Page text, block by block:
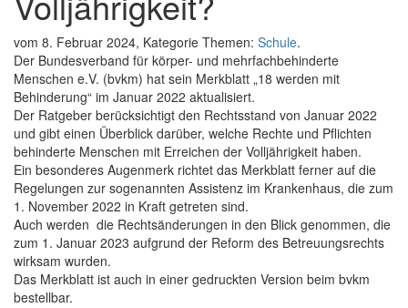
vom 8. Februar 2024, Kategorie Themen: Schule.
Der Bundesverband für körper- und mehrfachbehinderte
Menschen e.V. (bvkm) hat sein Merkblatt „18 werden mit
Behinderung“ im Januar 2022 aktualisiert.
Der Ratgeber berücksichtigt den Rechtsstand von Januar 2022
und gibt einen Überblick darüber, welche Rechte und Pflichten
behinderte Menschen mit Erreichen der Volljährigkeit haben.
Ein besonderes Augenmerk richtet das Merkblatt ferner auf die
Regelungen zur sogenannten Assistenz im Krankenhaus, die zum
1. November 2022 in Kraft getreten sind.
Auch werden die Rechtsänderungen in den Blick genommen, die
zum 1. Januar 2023 aufgrund der Reform des Betreuungsrechts
wirksam wurden.
Das Merkblatt ist auch in einer gedruckten Version beim bvkm
bestellbar.